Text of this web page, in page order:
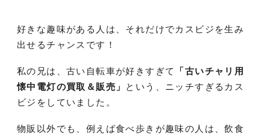
好きな趣味がある人は、それだけでカスビジを生み
出せるチャンスです！
私の兄は、古い自転車が好きすぎて
「古いチャリ用
懐中電灯の買取＆販売」 という、ニッチすぎるカス
ビジをしていました。
物販以外でも、例えば食べ歩きが趣味の人は、飲食